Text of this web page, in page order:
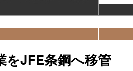
をJFE条鋼へ移管